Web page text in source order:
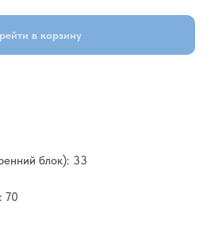
в корзину
блок): 33
70